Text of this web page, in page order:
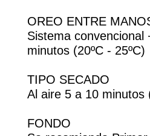
OREO ENTRE
Sistema convencional
minutos (20ºC - 25ºC)
TIPO SECADO
Al aire 5 a 10 minutos
FONDO